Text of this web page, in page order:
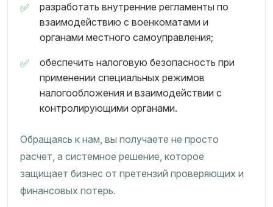
разработать внутренние регламенты по
взаимодействию с военкоматами и
органами местного самоуправления;
обеспечить налоговую безопасность при
применении специальных режимов
налогообложения и взаимодействии с
контролирующими органами.
Обращаясь к нам, вы получаете не просто
расчет, а системное решение, которое
защищает бизнес от претензий проверяющих и
финансовых потерь.